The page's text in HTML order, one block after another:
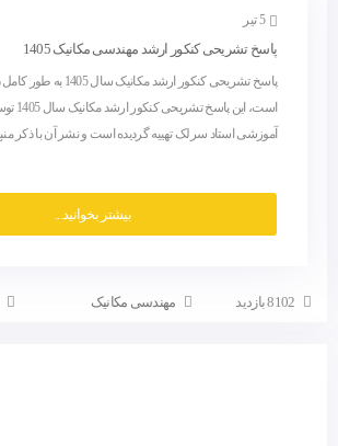
5 تیر
پاسخ تشریحی کنکور ارشد مهندسی مکانیک 1405
پاسخ تشریحی کنکور ارشد
است، این
آموزشی استاد سرلک تهییه گردیده است و نشر آن با ذکر
بیشتر بخوانید...
8102 بازدید مهندسی مکانیک